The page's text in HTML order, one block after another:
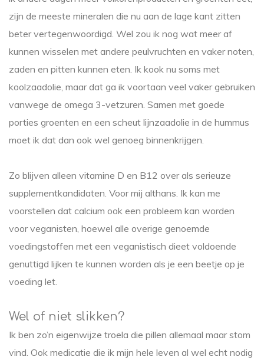
zijn de meeste mineralen die nu aan de lage kant zitten
beter vertegenwoordigd. Wel zou ik nog wat meer af
kunnen wisselen met andere peulvruchten en vaker noten,
zaden en pitten kunnen eten. Ik kook nu soms met
koolzaadolie, maar dat ga ik voortaan veel vaker gebruiken
vanwege de omega 3-vetzuren. Samen met goede
porties groenten en een scheut lijnzaadolie in de hummus
moet ik dat dan ook wel genoeg binnenkrijgen.
Zo blijven alleen vitamine D en B12 over als serieuze
supplementkandidaten. Voor mij althans. Ik kan me
voorstellen dat calcium ook een probleem kan worden
voor veganisten, hoewel alle overige genoemde
voedingstoffen met een veganistisch dieet voldoende
genuttigd lijken te kunnen worden als je een beetje op je
voeding let.
Wel of niet slikken?
Ik ben zo’n eigenwijze troela die pillen allemaal maar stom
vind. Ook medicatie die ik mijn hele leven al wel echt nodig